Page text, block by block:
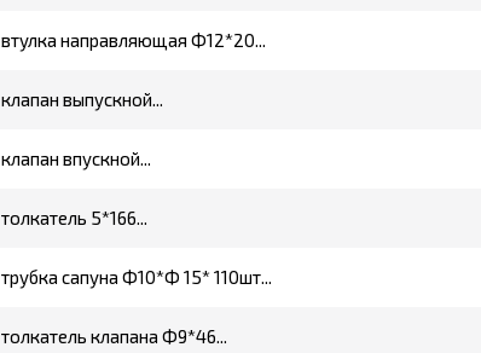
втулка направляющая Ф12*20...
клапан выпускной...
клапан впускной...
толкатель 5*166...
трубка сапуна Ф10*Ф 15* 110шт...
толкатель клапана Ф9*46...